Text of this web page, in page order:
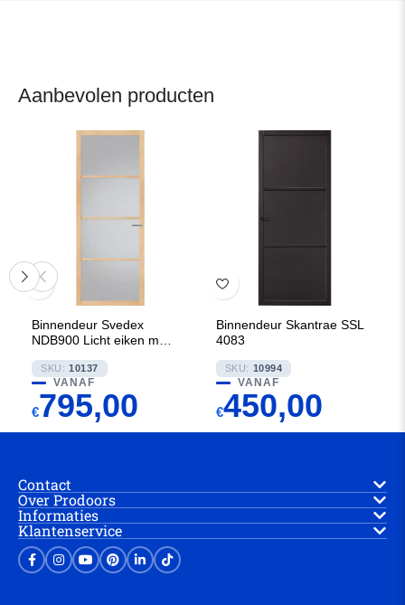
Aanbevolen producten
Binnendeur Svedex
NDB900 Licht eiken met
SKU: 10137
VANAF
€795,00
Binnendeur Skantrae SSL
4083
SKU: 10994
VANAF
€450,00
Contact
Over Prodoors
Informaties
Klantenservice